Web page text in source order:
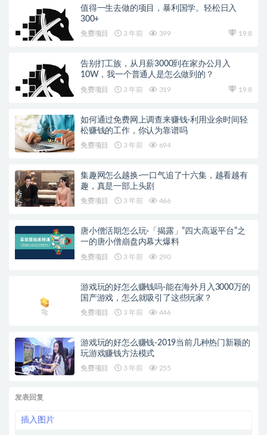
值得一生去做的项目，暴利国学。轻松日入
300+
免费项目 3 年前 399 19.8
告别打工族，从月薪3000到在家办公月入
10W，我一个普通人是怎么做到的？
免费项目 3 年前 319 19.8
如何通过免费网上调查来赚钱-利用业余时间轻
松赚钱的工作，你认为靠谱吗
免费项目 3 年前 694
集趣网怎么越换-一口气追了十六集，越看越有
趣，真是一部上头剧
免费项目 3 年前 466
唐小僧活期怎么玩-「揭露」”四大高返平台”之
一的唐小僧崩盘内幕大爆料
免费项目 3 年前 290
游戏玩的好怎么赚钱吗-能在海外月入3000万的
国产游戏，怎么就吸引了这些玩家？
免费项目 3 年前 446
游戏玩的好怎么赚钱-2019当前几种热门新颖的
玩游戏赚钱方法模式
免费项目 3 年前 255
发表回复
插入图片